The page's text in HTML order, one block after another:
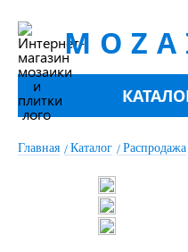
Главная Каталог Распродажа